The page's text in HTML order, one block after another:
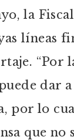
la
líneas
“Por
dar
por lo
que no